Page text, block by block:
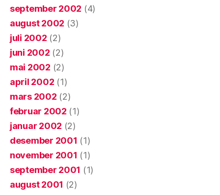
september 2002 (4)
august 2002 (3)
juli 2002 (2)
juni 2002 (2)
mai 2002 (2)
april 2002 (1)
mars 2002 (2)
februar 2002 (1)
januar 2002 (2)
desember 2001 (1)
november 2001 (1)
september 2001 (1)
august 2001 (2)